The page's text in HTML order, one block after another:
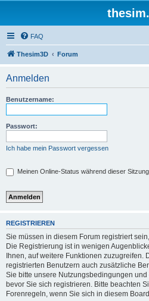
FAQ
Thesim3D Forum
Anmelden
Benutzername:
Passwort:
Ich habe mein Passwort vergessen
Meinen Online-Status während dieser
REGISTRIEREN
Sie müssen in diesem Forum registriert
Die Registrierung ist in wenigen
Ihnen, auf weitere Funktionen zuzugreifen.
registrierten Benutzern auch zusätzliche
Sie bitte unsere Nutzungsbedingungen
bevor Sie sich registrieren. Bitte beachten
Forenregeln, wenn Sie sich in diesem